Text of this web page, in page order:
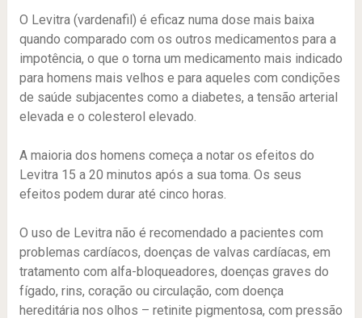
O Levitra (vardenafil) é eficaz numa dose mais baixa
quando comparado com os outros medicamentos para a
impotência, o que o torna um medicamento mais indicado
para homens mais velhos e para aqueles com condições
de saúde subjacentes como a diabetes, a tensão arterial
elevada e o colesterol elevado.
A maioria dos homens começa a notar os efeitos do
Levitra 15 a 20 minutos após a sua toma. Os seus
efeitos podem durar até cinco horas.
O uso de Levitra não é recomendado a pacientes com
problemas cardíacos, doenças de valvas cardíacas, em
tratamento com alfa-bloqueadores, doenças graves do
fígado, rins, coração ou circulação, com doença
hereditária nos olhos – retinite pigmentosa, com pressão